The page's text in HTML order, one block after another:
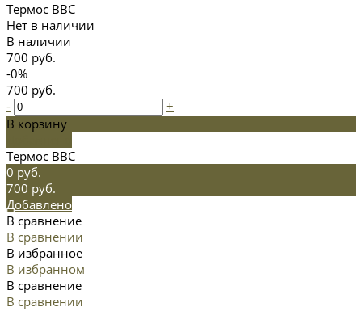
Термос ВВС
Нет в наличии
В наличии
700 руб.
-0%
700 руб.
-
+
В корзину
Термос ВВС
0 руб.
700 руб.
Добавлено
В сравнение
В сравнении
В избранное
В избранном
В сравнение
В сравнении